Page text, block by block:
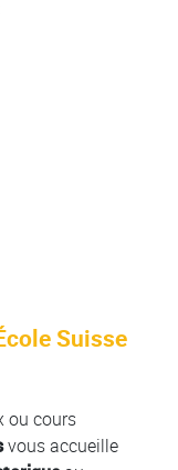
Suisse
ou cours
vous accueille